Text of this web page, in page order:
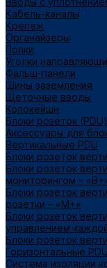
Кабель-каналы
Крепеж
Органайзеры
Полки
Уголки
Фальш-панели
Шины заземления
Щеточные вводы
Колокейшн
Блоки розеток (PDU)
Аксессуары для
Вертикальные PDU
Блоки розеток
Блоки розеток
мониторингом –
Блоки розеток
розетки – «М+»
Блоки розеток
управлением
Блоки розеток
Горизонтальные PDU
Система изоляции